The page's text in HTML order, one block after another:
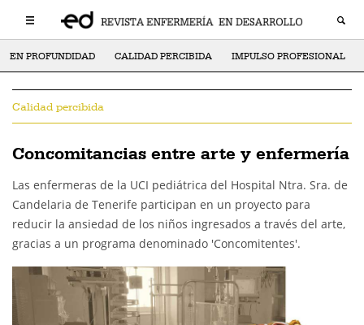
EN PROFUNDIDAD CALIDAD PERCIBIDA IMPULSO PROFESIONAL
Calidad percibida
Concomitancias entre arte y enfermería
Las enfermeras de la UCI pediátrica del Hospital Ntra. Sra. de
Candelaria de Tenerife participan en un proyecto para
reducir la ansiedad de los niños ingresados a través del arte,
gracias a un programa denominado 'Concomitentes'.